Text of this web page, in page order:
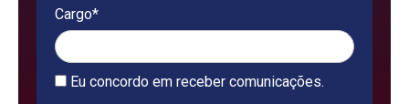
Cargo*
Eu concordo em receber comunicações.